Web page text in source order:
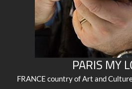
PARIS MY
FRANCE country of Art and